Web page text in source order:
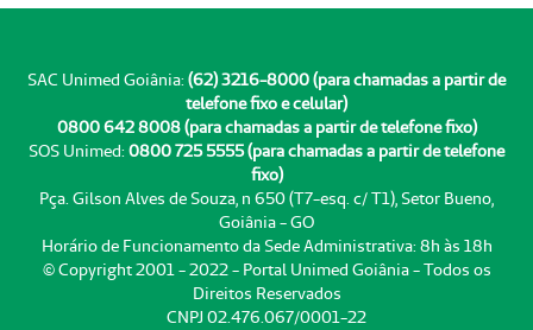
SAC Unimed Goiânia: (62) 3216-8000 (para chamadas a partir de
telefone fixo e celular)
0800 642 8008 (para chamadas a partir de telefone fixo)
SOS Unimed: 0800 725 5555 (para chamadas a partir de telefone
fixo)
Pça. Gilson Alves de Souza, n 650 (T7-esq. c/ T1), Setor Bueno,
Goiânia - GO
Horário de Funcionamento da Sede Administrativa: 8h às 18h
© Copyright 2001 - 2022 - Portal Unimed Goiânia - Todos os
Direitos Reservados
CNPJ 02.476.067/0001-22